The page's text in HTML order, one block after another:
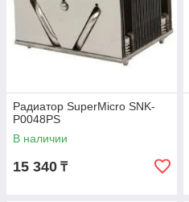
Радиатор SuperMicro SNK-
P0048PS
В наличии
15 340 ₸